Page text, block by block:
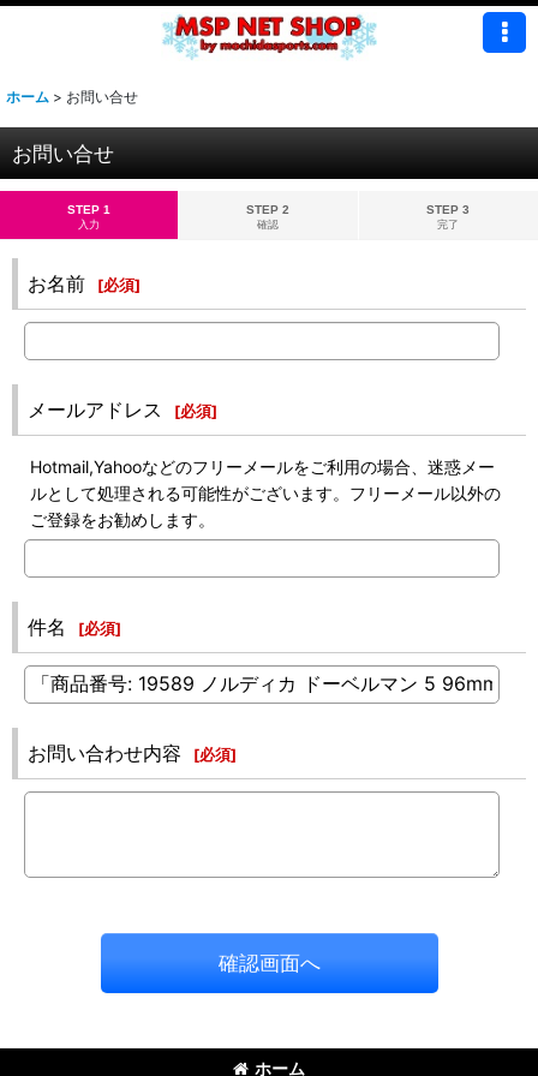
ホーム > お問い合せ
お問い合せ
STEP 1
入力
STEP 2
確認
STEP 3
完了
お名前 [必須]
メールアドレス [必須]
Hotmail,Yahooなどのフリーメールをご利用の場合、迷惑メー
ルとして処理される可能性がございます。フリーメール以外の
ご登録をお勧めします。
件名 [必須]
お問い合わせ内容 [必須]
確認画面へ
ホーム